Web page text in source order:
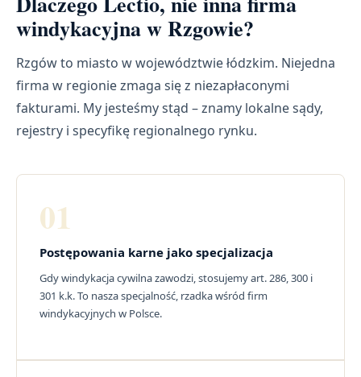
windykacyjna w Rzgowie?
Rzgów to miasto w województwie łódzkim. Niejedna
firma w regionie zmaga się z niezapłaconymi
fakturami. My jesteśmy stąd – znamy lokalne sądy,
rejestry i specyfikę regionalnego rynku.
01
Postępowania karne jako specjalizacja
Gdy windykacja cywilna zawodzi, stosujemy art. 286, 300 i
301 k.k. To nasza specjalność, rzadka wśród firm
windykacyjnych w Polsce.